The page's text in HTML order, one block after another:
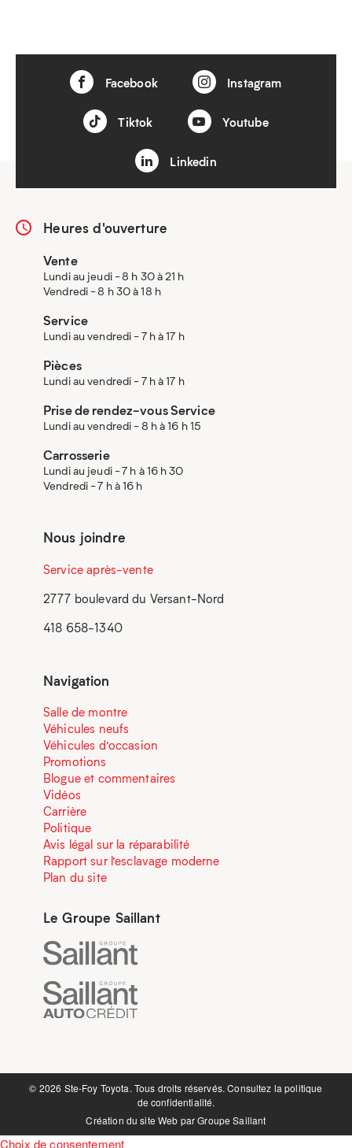
Facebook Instagram
Tiktok Youtube
Linkedin
Heures d'ouverture
Vente
Lundi au jeudi - 8 h 30 à 21 h
Vendredi - 8 h 30 à 18 h
Service
Lundi au vendredi - 7 h à 17 h
Pièces
Lundi au vendredi - 7 h à 17 h
Prise de rendez-vous Service
Lundi au vendredi - 8 h à 16 h 15
Carrosserie
Lundi au jeudi - 7 h à 16 h 30
Vendredi - 7 h à 16 h
Nous joindre
Service après-vente
2777 boulevard du Versant-Nord
418 658-1340
Navigation
Salle de montre
Véhicules neufs
Véhicules d’occasion
Promotions
Blogue et commentaires
Vidéos
Carrière
Politique
Avis légal sur la réparabilité
Rapport sur l’esclavage moderne
Plan du site
Le Groupe Saillant
©️ 2026 Ste-Foy Toyota. Tous droits réservés. Consultez lapolitique
de confidentialité.
Création du site Web parGroupe Saillant
Choix de consentement